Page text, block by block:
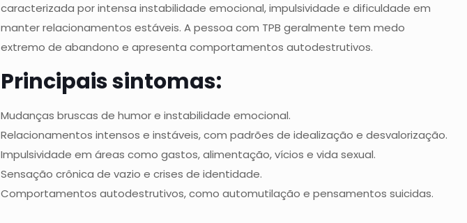
caracterizada por intensa instabilidade emocional, impulsividade e dificuldade em
manter relacionamentos estáveis. A pessoa com TPB geralmente tem medo
extremo de abandono e apresenta comportamentos autodestrutivos.
Principais sintomas:
Mudanças bruscas de humor e instabilidade emocional.
Relacionamentos intensos e instáveis, com padrões de idealização e desvalorização.
Impulsividade em áreas como gastos, alimentação, vícios e vida sexual.
Sensação crônica de vazio e crises de identidade.
Comportamentos autodestrutivos, como automutilação e pensamentos suicidas.